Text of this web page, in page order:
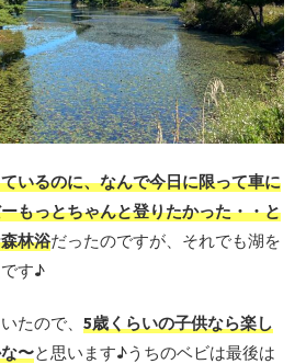
いるのに、なんで今日に限って車に
もっとちゃんと登りたかった・・と
林浴だったのですが、それでも湖を
す♪
たので、 5歳くらいの子供なら楽し
〜と思います♪うちのベビは最後は